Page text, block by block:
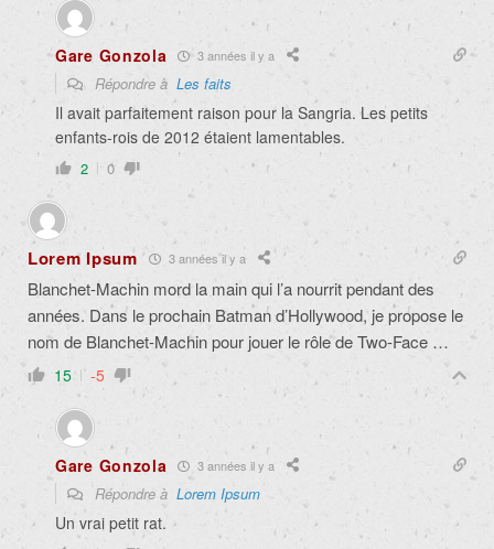
Gare Gonzola 3 années il y a
Répondre à Les faits
Il avait parfaitement raison pour la Sangria. Les petits
enfants-rois de 2012 étaient lamentables.
2 0
Lorem Ipsum 3 années il y a
Blanchet-Machin mord la main qui l’a nourrit pendant des
années. Dans le prochain Batman d’Hollywood, je propose le
nom de Blanchet-Machin pour jouer le rôle de Two-Face …
15 -5
Gare Gonzola 3 années il y a
Répondre à Lorem Ipsum
Un vrai petit rat.